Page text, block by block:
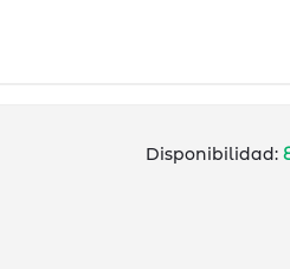
Disponibilidad: